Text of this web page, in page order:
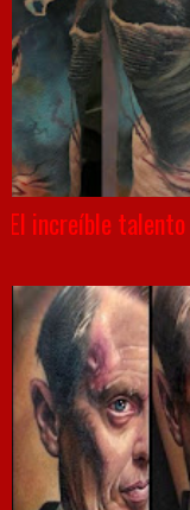
El increíble